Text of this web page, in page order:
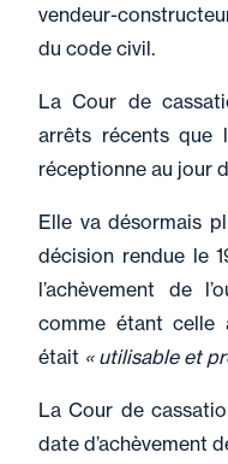
vendeur-
du code civil.
La Cour de
arrêts récents que
réceptionne au jour
Elle va désormais
décision rendue le
l’achèvement de
comme étant celle
était « utilisable et
La Cour de
date d’achèvement